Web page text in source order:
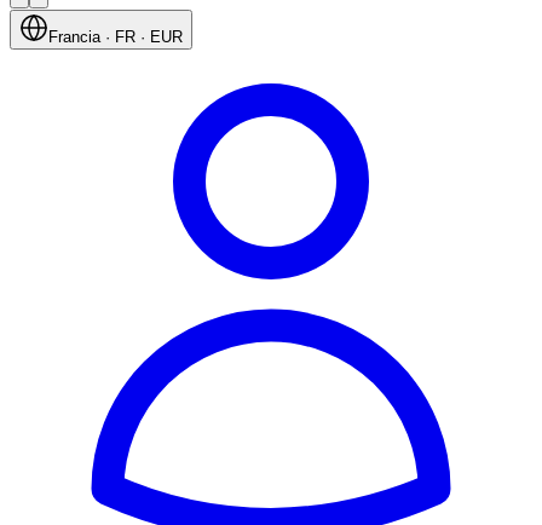
Francia· FR · EUR